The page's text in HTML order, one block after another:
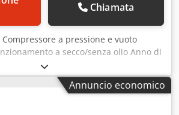
Chiamata
Compressore a pressione e vuoto
a secco/senza olio Anno di
- SN. D2953819 60 m3/ora Portata
Portata volumetrica 50 Hz - 58 m³/h
50 Hz / Pressione/Vuoto relativo 50
50 Hz / Potenza 50 Hz - 3,0 kW Livello
Annuncio economico